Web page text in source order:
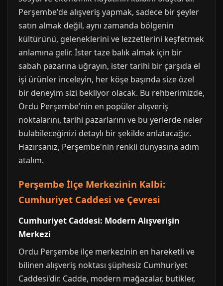
Perşembe'de alışveriş yapmak, sadece bir şeyler
satın almak değil, aynı zamanda bölgenin
kültürünü, geleneklerini ve lezzetlerini keşfetmek
anlamına gelir. İster taze balık almak için bir
sabah pazarına uğrayın, ister tarihi bir çarşıda el
işi ürünler inceleyin, her köşe başında size özel
bir deneyim sizi bekliyor olacak. Bu rehberimizde,
Ordu Perşembe'nin en popüler alışveriş
noktalarını, tarihi pazarlarını ve bu yerlerde neler
bulabileceğinizi detaylı bir şekilde anlatacağız.
Hazırsanız, Perşembe'nin renkli dünyasına adım
atalım.
Perşembe İlçe Merkezinin Kalbi:
Cumhuriyet Caddesi ve Çevresi
Cumhuriyet Caddesi: Modern Alışverişin
Merkezi
Ordu Perşembe ilçe merkezinin en hareketli ve
bilinen alışveriş noktası şüphesiz Cumhuriyet
Caddesi'dir. Cadde, modern mağazalar, butikler,